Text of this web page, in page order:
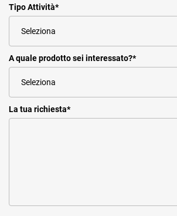
Tipo Attività*
A quale prodotto sei interessato?*
La tua richiesta*